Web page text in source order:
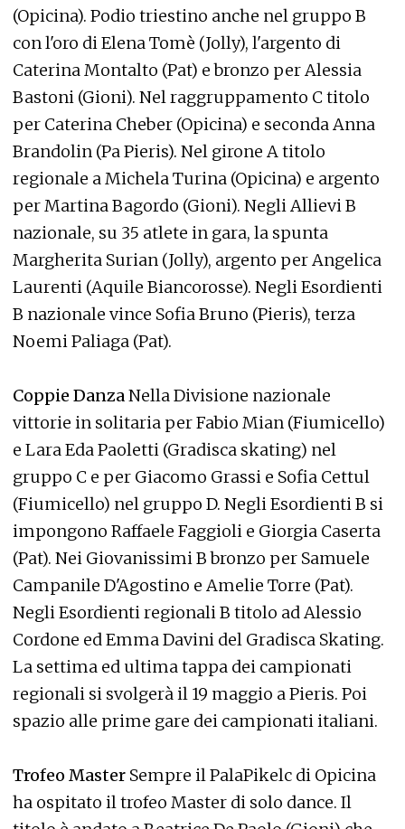
(Opicina). Podio triestino anche nel gruppo B
con l'oro di Elena Tomè (Jolly), l'argento di
Caterina Montalto (Pat) e bronzo per Alessia
Bastoni (Gioni). Nel raggruppamento C titolo
per Caterina Cheber (Opicina) e seconda Anna
Brandolin (Pa Pieris). Nel girone A titolo
regionale a Michela Turina (Opicina) e argento
per Martina Bagordo (Gioni). Negli Allievi B
nazionale, su 35 atlete in gara, la spunta
Margherita Surian (Jolly), argento per Angelica
Laurenti (Aquile Biancorosse). Negli Esordienti
B nazionale vince Sofia Bruno (Pieris), terza
Noemi Paliaga (Pat).
Coppie DanzaNella Divisione nazionale
vittorie in solitaria per Fabio Mian (Fiumicello)
e Lara Eda Paoletti (Gradisca skating) nel
gruppo C e per Giacomo Grassi e Sofia Cettul
(Fiumicello) nel gruppo D. Negli Esordienti B si
impongono Raffaele Faggioli e Giorgia Caserta
(Pat). Nei Giovanissimi B bronzo per Samuele
Campanile D'Agostino e Amelie Torre (Pat).
Negli Esordienti regionali B titolo ad Alessio
Cordone ed Emma Davini del Gradisca Skating.
La settima ed ultima tappa dei campionati
regionali si svolgerà il 19 maggio a Pieris. Poi
spazio alle prime gare dei campionati italiani.
Trofeo Master Sempre il PalaPikelc di Opicina
ha ospitato il trofeo Master di solo dance. Il